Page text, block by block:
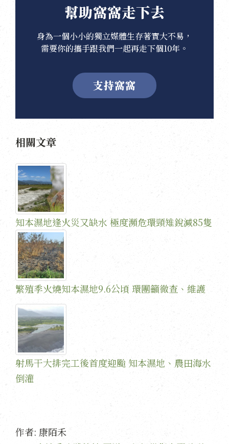
幫助窩窩走下去
身為一個小小的獨立媒體生存著實大不易，
需要你的攜手跟我們一起再走下個10年。
支持窩窩
相關文章
知本濕地逢火災又缺水 極度瀕危環頸雉銳減85隻
繁殖季火燒知本濕地9.6公頃 環團籲徹查、維護
射馬干大排完工後首度迎颱 知本濕地、農田海水
倒灌
作者: 康陌禾